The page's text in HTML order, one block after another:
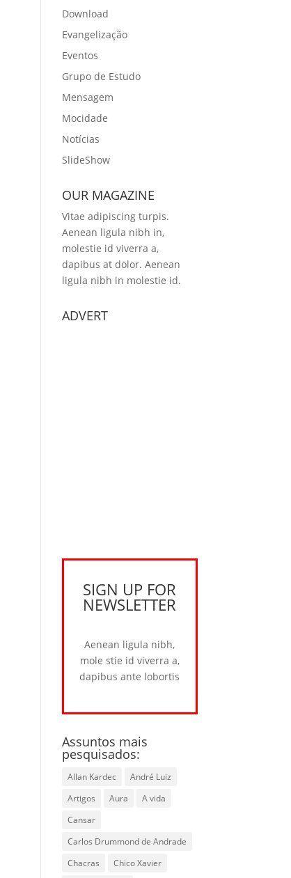
Download
Evangelização
Eventos
Grupo de Estudo
Mensagem
Mocidade
Notícias
SlideShow
OUR MAGAZINE
Vitae adipiscing turpis.
Aenean ligula nibh in,
molestie id viverra a,
dapibus at dolor. Aenean
ligula nibh in molestie id.
ADVERT
SIGN UP FOR
NEWSLETTER
Aenean ligula nibh,
mole stie id viverra a,
dapibus ante lobortis
Assuntos mais
pesquisados:
Allan Kardec
André Luiz
Artigos
Aura
A vida
Cansar
Carlos Drummond de Andrade
Chacras
Chico Xavier